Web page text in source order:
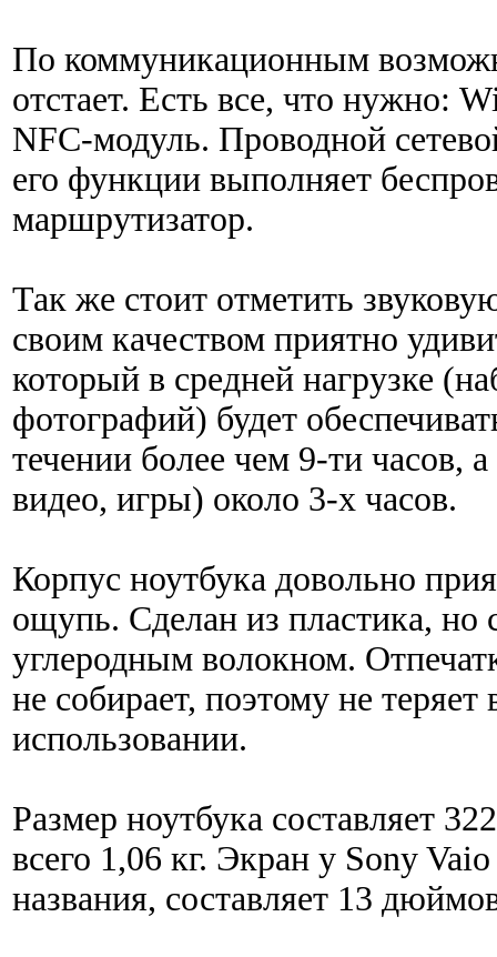
По коммуникационным
отстает. Есть все, что нужно:
NFC-модуль. Проводной
его функции выполняет
маршрутизатор.
Так же стоит отметить
своим качеством приятно
который в средней нагрузке
фотографий) будет
течении более чем 9-ти часов,
видео, игры) около 3-х часов.
Корпус ноутбука довольно
ощупь. Сделан из пластика, но
углеродным волокном.
не собирает, поэтому не
использовании.
Размер ноутбука составляет
всего 1,06 кг. Экран у Sony
названия, составляет 13